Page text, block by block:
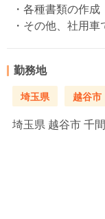
・各種書類の作成
・その他、社用
勤務地
埼玉県 越谷市
埼玉県 越谷市 千